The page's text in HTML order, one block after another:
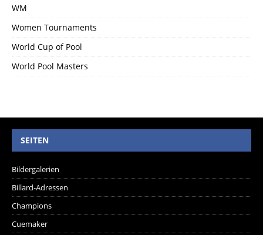
WM
Women Tournaments
World Cup of Pool
World Pool Masters
SEITEN
Bildergalerien
Billard-Adressen
Champions
Cuemaker